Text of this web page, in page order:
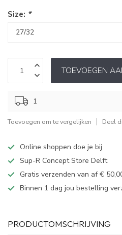
Size: *
TOEVOEGEN
1
Toevoegen om te vergelijken Deel
Online shoppen doe je bij
Sup-R Concept Store Delft
Gratis verzenden van af €
Binnen 1 dag jou bestelling
PRODUCTOMSCHRIJVING